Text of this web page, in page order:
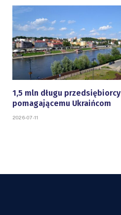
1,5 mln długu przedsiębiorcy
pomagającemu Ukraińcom
2026-07-11